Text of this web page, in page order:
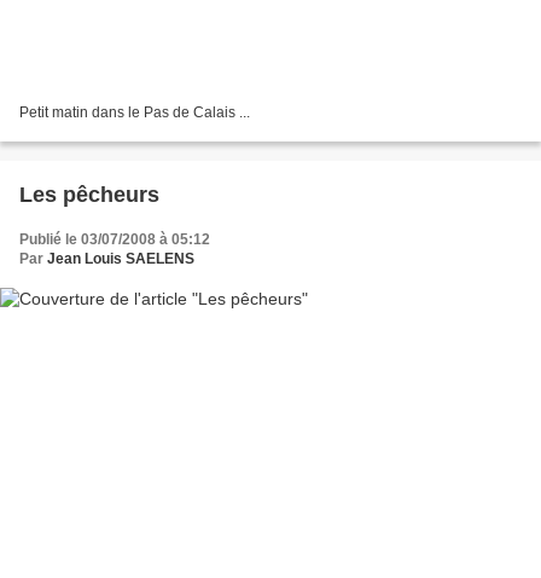
Petit matin dans le Pas de Calais ...
Les pêcheurs
Publié le 03/07/2008 à 05:12
Par Jean Louis SAELENS